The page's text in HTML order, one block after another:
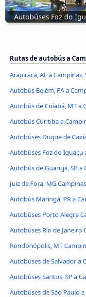
Autobúses Foz do
Rutas de autobús a
Arapiraca, AL a
Autobús Belém, PA a
Autobús de Cuiabá, MT a
Autobús Curitiba a
Autobúses Duque de
Autobúses Foz do Iguaçu
Autobús de Guarujá, SP a
Juiz de Fora, MG
Autobús Maringá, PR a
Autobúses Porto Alegre
Autobúses Río de Janeiro
Rondonópolis, MT
Autobúses de Salvador a
Autobúses Santos, SP a
Autobúses de São Paulo a